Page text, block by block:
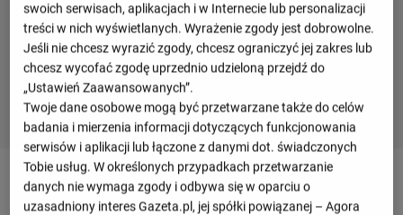
Szczegóły meczu Portugalia - Ukraina
swoich serwisach, aplikacjach i w Internecie lub personalizacji
treści w nich wyświetlanych. Wyrażenie zgody jest dobrowolne.
Jeśli nie chcesz wyrazić zgody, chcesz ograniczyć jej zakres lub
chcesz wycofać zgodę uprzednio udzieloną przejdź do
„Ustawień Zaawansowanych”.
Twoje dane osobowe mogą być przetwarzane także do celów
badania i mierzenia informacji dotyczących funkcjonowania
serwisów i aplikacji lub łączone z danymi dot. świadczonych
Tobie usług. W określonych przypadkach przetwarzanie
danych nie wymaga zgody i odbywa się w oparciu o
uzasadniony interes Gazeta.pl, jej spółki powiązanej – Agora